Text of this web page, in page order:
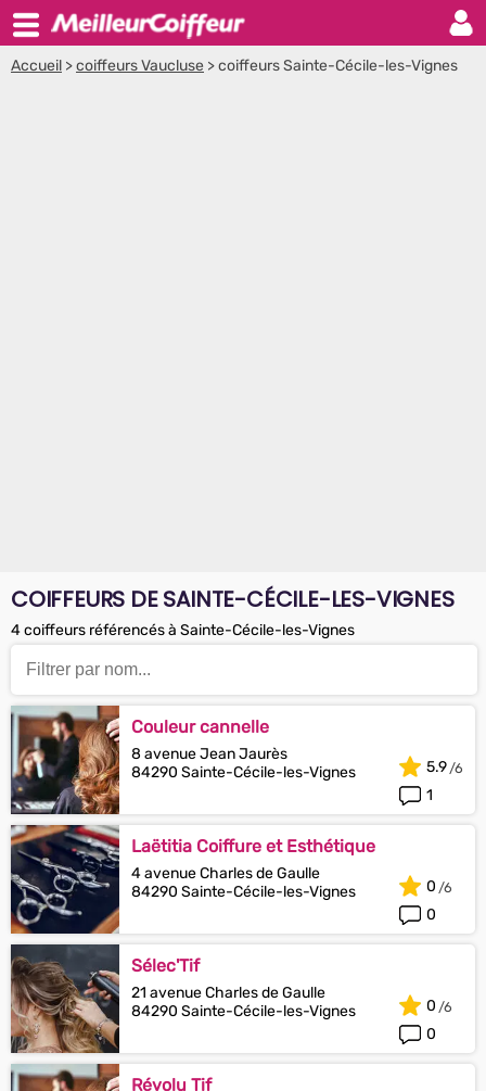
Accueil >coiffeurs Vaucluse >coiffeurs Sainte-Cécile-les-Vignes
COIFFEURS DE SAINTE-CÉCILE-LES-VIGNES
4 coiffeurs référencés à Sainte-Cécile-les-Vignes
Couleur cannelle
8 avenue Jean Jaurès
84290 Sainte-Cécile-les-Vignes
1
5.9
Laëtitia Coiffure et Esthétique
4 avenue Charles de Gaulle
84290 Sainte-Cécile-les-Vignes
0
0
Sélec'Tif
21 avenue Charles de Gaulle
84290 Sainte-Cécile-les-Vignes
0
0
Révolu Tif